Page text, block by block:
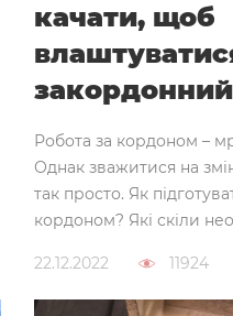
качати, щоб
Робота за кордоном –
Однак зважитися на
так просто. Як
кордоном? Які скіли
22.12.2022 11924